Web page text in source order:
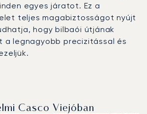
egyes járatot. Ez a
teljes magabiztosságot nyújt
hogy bilbaói útjának
a legnagyobb precizitással és
Casco Viejóban